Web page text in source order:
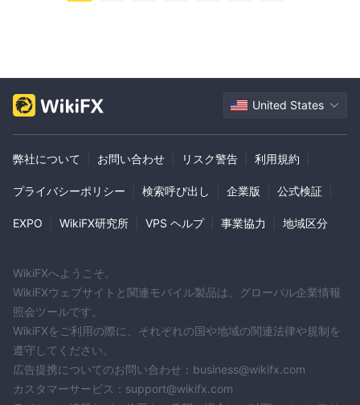
ニュージーランドマーケットメイキングライセン
済み
ハイリスクレベル
United States
弊社について お問い合わせ リスク警告 利用規約
プライバシーポリシー 検索呼び出し 企業版 公式検証
EXPO WikiFX研究所 VPS ヘルプ 事業協力 地域区分
WikiFXへようこそ。
WikiFXウェブサイトと関連モバイル製品は、グローバル企業情報
照会ツールです。
WikiFXをご利用の際に、それぞれの国や地域の関連法律や規制を
遵守してください。
広告提携についてのお問い合わせ：business@wikifx.com
カスタマーサービス：support@wikifx.com